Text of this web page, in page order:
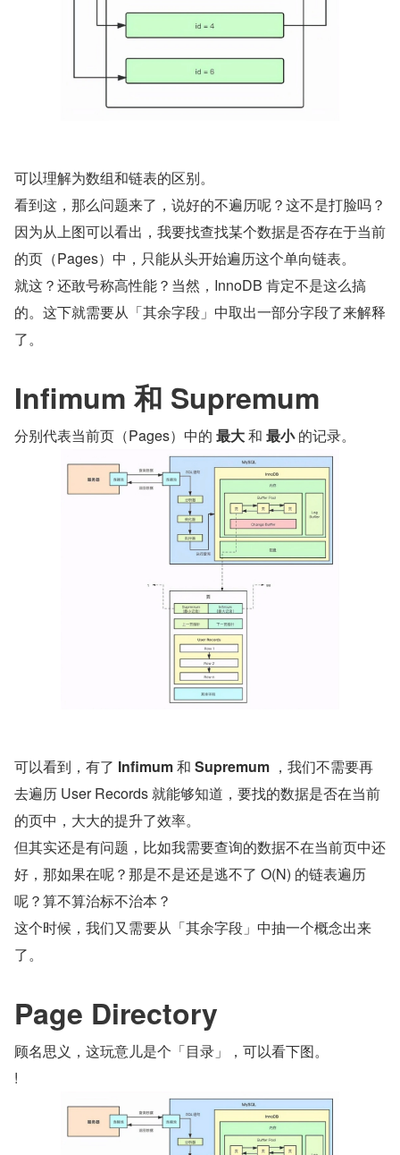
可以理解为数组和链表的区别。
看到这，那么问题来了，说好的不遍历呢？这不是打脸吗？
因为从上图可以看出，我要找查找某个数据是否存在于当前
的页（Pages）中，只能从头开始遍历这个单向链表。
就这？还敢号称高性能？当然，InnoDB 肯定不是这么搞
的。这下就需要从「其余字段」中取出一部分字段了来解释
了。
Infimum 和 Supremum
分别代表当前页（Pages）中的 最大 和 最小 的记录。
可以看到，有了 Infimum 和 Supremum ，我们不需要再
去遍历 User Records 就能够知道，要找的数据是否在当前
的页中，大大的提升了效率。
但其实还是有问题，比如我需要查询的数据不在当前页中还
好，那如果在呢？那是不是还是逃不了 O(N) 的链表遍历
呢？算不算治标不治本？
这个时候，我们又需要从「其余字段」中抽一个概念出来
了。
Page Directory
顾名思义，这玩意儿是个「目录」，可以看下图。
!